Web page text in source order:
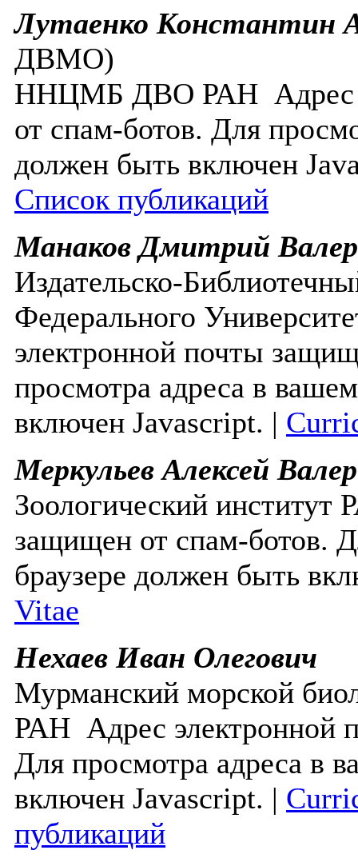
Лутаенко Константин
ДВМО)
ННЦМБ ДВО РАН
от спам-ботов. Для
должен быть включен
Список публикаций
Манаков Дмитрий
Издательско-
Федерального
электронной почты
просмотра адреса в
включен Javascript. |
Меркульев Алексей
Зоологический
защищен от спам-ботов.
браузере должен быть
Vitae
Нехаев Иван Олегович
Мурманский морской
РАН Адрес электронной
Для просмотра адреса в
включен Javascript. |
публикаций